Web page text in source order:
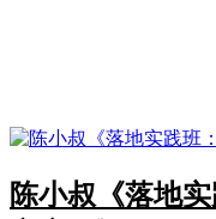
陈小叔《落地